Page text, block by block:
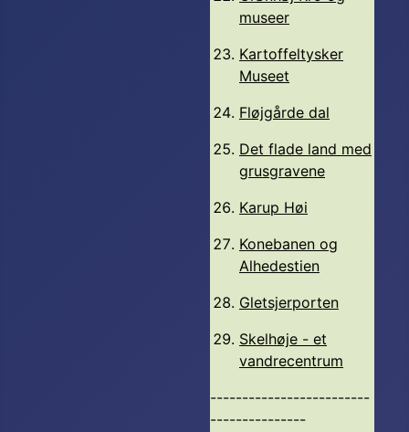
museer
Kartoffeltysker
Museet
Fløjgårde dal
Det flade land med
grusgravene
Karup Høi
Konebanen og
Alhedestien
Gletsjerporten
Skelhøje - et
vandrecentrum
-------------------------
---------------